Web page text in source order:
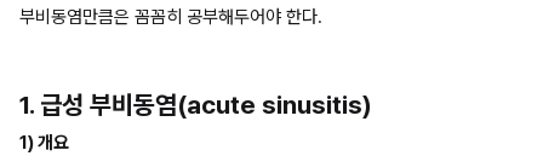
부비동염만큼은 꼼꼼히 공부해두어야 한다.
1. 급성 부비동염(acute sinusitis)
1) 개요